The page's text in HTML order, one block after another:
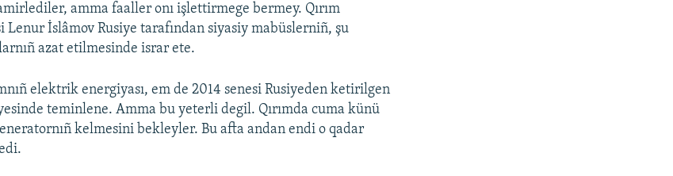
amma faaller onı işlettirmege bermey. Qırım
Lenur İslâmov Rusiye tarafından siyasiy mabüslerniñ, şu
azat etilmesinde israr ete.
elektrik energiyası, em de 2014 senesi Rusiyeden ketirilgen
teminlene. Amma bu yeterli degil. Qırımda cuma künü
kelmesini bekleyler. Bu afta andan endi o qadar